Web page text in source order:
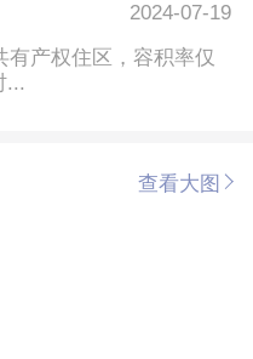
2024-07-19
有产权住区，容积率仅
...
查看大图